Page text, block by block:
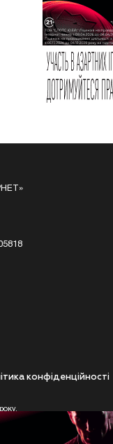
конфiденцiйностi
досяг 21-річного віку.
користування Сайтом.